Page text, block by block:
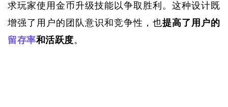
求玩家使用金币升级技能以争取胜利。这种设计既
增强了用户的团队意识和竞争性，也提高了用户的
留存率和活跃度。